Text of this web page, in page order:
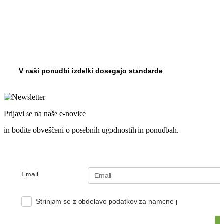
V naši ponudbi izdelki dosegajo standarde
Prijavi se na naše e-novice
in bodite obveščeni o posebnih ugodnostih in ponudbah.
Email
Strinjam se z obdelavo podatkov za namene pošiljanja e-